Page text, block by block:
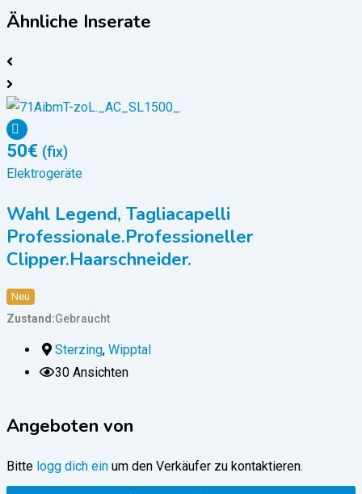
Ähnliche Inserate
50€ (fix)
Elektrogeräte
Wahl Legend, Tagliacapelli
Professionale.Professioneller
Clipper.Haarschneider.
Neu
Zustand Gebraucht
Sterzing, Wipptal
30 Ansichten
Angeboten von
Bitte logg dich ein um den Verkäufer zu kontaktieren.